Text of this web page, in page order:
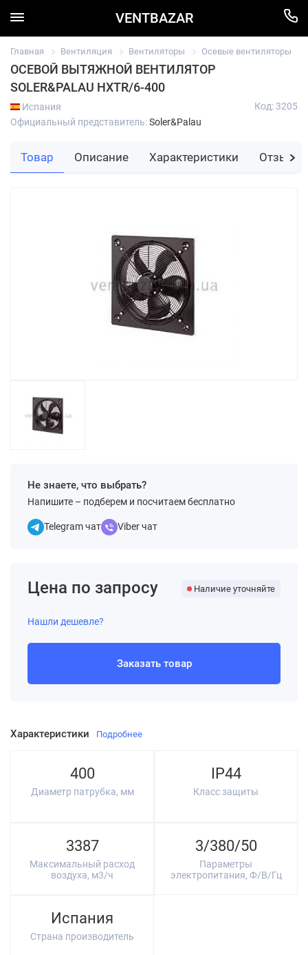
VENTBAZAR
Главная Вентиляция Вентиляторы Осевые вентиляторы
ОСЕВОЙ ВЫТЯЖНОЙ ВЕНТИЛЯТОР
SOLER&PALAU HXTR/6-400
Испания
Официальный представитель:Soler&Palau
Код: 3205
Не знаете, что выбрать?
Напишите – подберем и посчитаем бесплатно
Telegram чат Viber чат
Характеристики Подробнее
400
Диаметр патрубка, мм
IP44
Класс защиты
3387
Максимальный расход
воздуха, м3/ч
3/380/50
Параметры
электропитания, Ф/В/Гц
Испания
Страна производитель
Цена по запросу Наличие уточняйте
Нашли дешевле?
Заказать товар
Товар Описание Характеристики Отзывы